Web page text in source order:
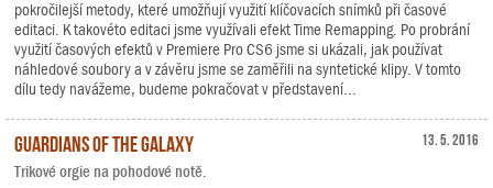
pokročilejší metody, které umožňují využití klíčovacích snímků při časové
editaci. K takovéto editaci jsme využívali efekt Time Remapping. Po probrání
využití časových efektů v Premiere Pro CS6 jsme si ukázali, jak používat
náhledové soubory a v závěru jsme se zaměřili na syntetické klipy. V tomto
dílu tedy navážeme, budeme pokračovat v představení...
13. 5. 2016
Guardians of the Galaxy
Trikové orgie na pohodové notě.